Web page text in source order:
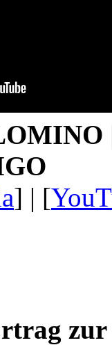
] | [
zur